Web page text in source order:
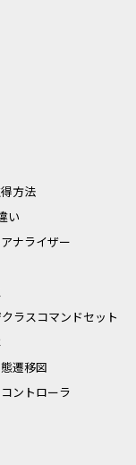
方法
い
ナライザー
ラスコマンドセット
遷移図
ントローラ